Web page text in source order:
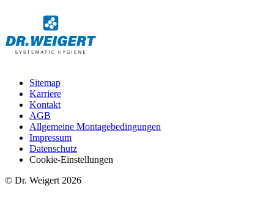
Sitemap
Karriere
Kontakt
AGB
Allgemeine Montagebedingungen
Impressum
Datenschutz
Cookie-Einstellungen
© Dr. Weigert 2026